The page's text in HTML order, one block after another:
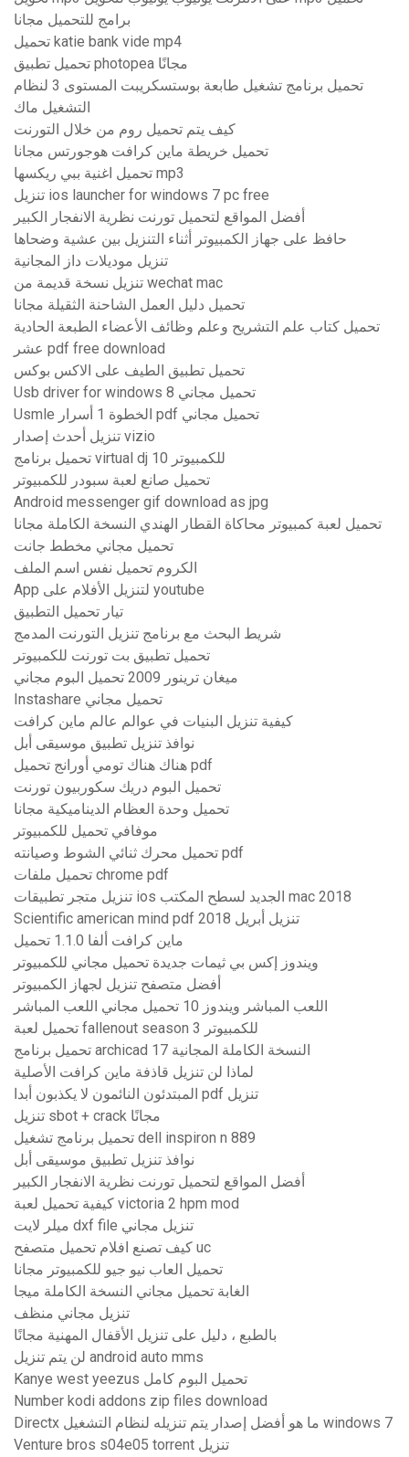
برامج للتحميل مجانا
تحميل katie bank vide mp4
تحميل تطبيق photopea مجانًا
تحميل برنامج تشغيل طابعة بوستسكريبت المستوى 3 لنظام
التشغيل ماك
كيف يتم تحميل روم من خلال التورنت
تحميل خريطة ماين كرافت هوجورتس مجانا
تحميل اغنية ببي ريكسها mp3
تنزيل ios launcher for windows 7 pc free
أفضل المواقع لتحميل تورنت نظرية الانفجار الكبير
حافظ على جهاز الكمبيوتر أثناء التنزيل بين عشية وضحاها
تنزيل موديلات داز المجانية
تنزيل نسخة قديمة من wechat mac
تحميل دليل العمل الشاحنة الثقيلة مجانا
تحميل كتاب علم التشريح وعلم وظائف الأعضاء الطبعة الحادية
عشر pdf free download
تحميل تطبيق الطيف على الاكس بوكس
Usb driver for windows 8 تحميل مجاني
Usmle الخطوة 1 أسرار pdf تحميل مجاني
تنزيل أحدث إصدار vizio
تحميل برنامج virtual dj 10 للكمبيوتر
تحميل صانع لعبة سبودر للكمبيوتر
Android messenger gif download as jpg
تحميل لعبة كمبيوتر محاكاة القطار الهندي النسخة الكاملة مجانا
تحميل مجاني مخطط جانت
الكروم تحميل نفس اسم الملف
App لتنزيل الأفلام على youtube
تيار تحميل التطبيق
شريط البحث مع برنامج تنزيل التورنت المدمج
تحميل تطبيق بت تورنت للكمبيوتر
ميغان ترينور 2009 تحميل البوم مجاني
Instashare تحميل مجاني
كيفية تنزيل البنيات في عوالم عالم ماين كرافت
نوافذ تنزيل تطبيق موسيقى أبل
هناك هناك تومي أورانج تحميل pdf
تحميل البوم دريك سكوربيون تورنت
تحميل وحدة العظام الديناميكية مجانا
موفافي تحميل للكمبيوتر
تحميل محرك ثنائي الشوط وصيانته pdf
تحميل ملفات chrome pdf
تنزيل متجر تطبيقات ios الجديد لسطح المكتب mac 2018
Scientific american mind pdf تنزيل أبريل 2018
ماين كرافت ألفا 1.1.0 تحميل
ويندوز إكس بي ثيمات جديدة تحميل مجاني للكمبيوتر
أفضل متصفح تنزيل لجهاز الكمبيوتر
اللعب المباشر ويندوز 10 تحميل مجاني اللعب المباشر
تحميل لعبة fallenout season 3 للكمبيوتر
تحميل برنامج archicad 17 النسخة الكاملة المجانية
لماذا لن تنزيل قاذفة ماين كرافت الأصلية
المبتدئون النائمون لا يكذبون أبدا pdf تنزيل
تنزيل sbot + crack مجانًا
تحميل برنامج تشغيل dell inspiron n 889
نوافذ تنزيل تطبيق موسيقى أبل
أفضل المواقع لتحميل تورنت نظرية الانفجار الكبير
كيفية تحميل لعبة victoria 2 hpm mod
ميلر لايت dxf file تنزيل مجاني
كيف تصنع افلام تحميل متصفح uc
تحميل العاب نيو جيو للكمبيوتر مجانا
الغابة تحميل مجاني النسخة الكاملة ميجا
تنزيل مجاني منظف
بالطبع ، دليل على تنزيل الأقفال المهنية مجانًا
لن يتم تنزيل android auto mms
Kanye west yeezus تحميل البوم كامل
Number kodi addons zip files download
Directx ما هو أفضل إصدار يتم تنزيله لنظام التشغيل windows 7
Venture bros s04e05 torrent تنزيل